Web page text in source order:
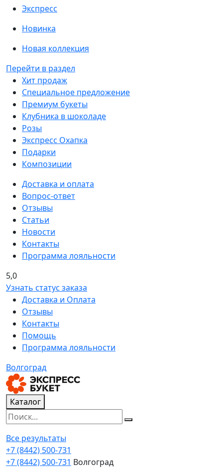
Экспресс
Новинка
Новая коллекция
Перейти в раздел
Хит продаж
Специальное предложение
Премиум букеты
Клубника в шоколаде
Розы
Экспресс Охапка
Подарки
Композиции
Доставка и оплата
Вопрос-ответ
Отзывы
Статьи
Новости
Контакты
Программа лояльности
5,0
Узнать статус заказа
Доставка и Оплата
Отзывы
Контакты
Помощь
Программа лояльности
Волгоград
Каталог
Все результаты
+7 (8442) 500-731
+7 (8442) 500-731 Волгоград